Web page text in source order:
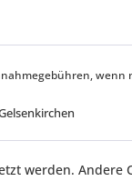
wenn
werden. Andere